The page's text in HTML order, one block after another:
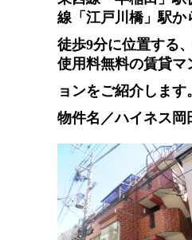
線「江戸川橋」駅か
徒歩9分に位置する
使用料無料の賃貸マ
ョンをご紹介します。
物件名／ハイネス岡